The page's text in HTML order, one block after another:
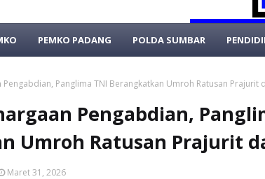
PEMKO PADANG POLDA SUMBAR
Panglima TNI Berangkatkan Umroh Ratusan Prajurit
Pengabdian,
Umroh Ratusan Prajurit
Maret 31, 2026